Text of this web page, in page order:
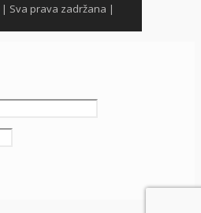
| Sva prava zadržana |